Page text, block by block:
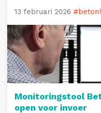
13 februari 2026
Monitoringstool
open voor invoer